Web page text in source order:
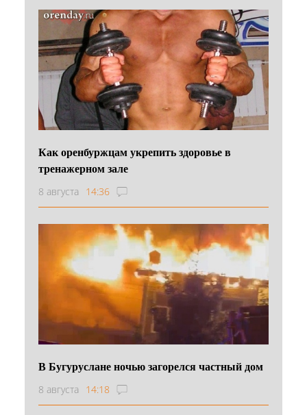
Как оренбуржцам укрепить здоровье в
тренажерном зале
8 августа 14:36
В Бугуруслане ночью загорелся частный дом
8 августа 14:18